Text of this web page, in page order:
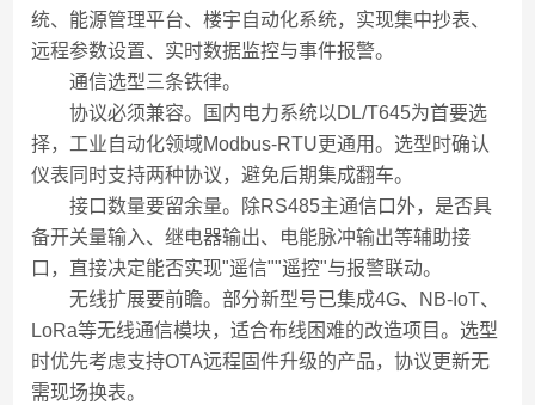
统、能源管理平台、楼宇自动化系统，实现集中抄表、
远程参数设置、实时数据监控与事件报警。
通信选型三条铁律。
协议必须兼容。国内电力系统以DL/T645为首要选
择，工业自动化领域Modbus-RTU更通用。选型时确认
仪表同时支持两种协议，避免后期集成翻车。
接口数量要留余量。除RS485主通信口外，是否具
备开关量输入、继电器输出、电能脉冲输出等辅助接
口，直接决定能否实现"遥信""遥控"与报警联动。
无线扩展要前瞻。部分新型号已集成4G、NB-IoT、
LoRa等无线通信模块，适合布线困难的改造项目。选型
时优先考虑支持OTA远程固件升级的产品，协议更新无
需现场换表。